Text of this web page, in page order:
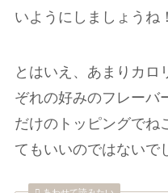
いようにしましょうね！
とはいえ、あまりカロ
ぞれの好みのフレーバ
だけのトッピングでね
てもいいのではないで